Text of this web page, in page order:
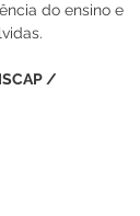
do ensino e
/